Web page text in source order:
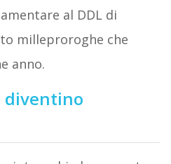
al DDL di
milleproroghe che
anno.
diventino